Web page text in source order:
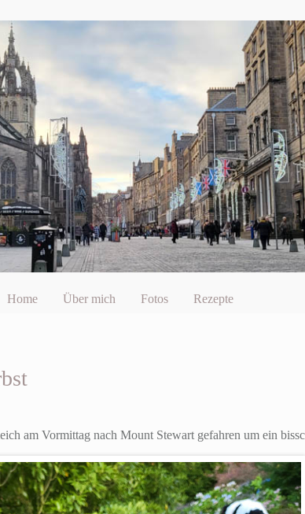
Home Über mich Fotos Rezepte
am Vormittag nach Mount Stewart gefahren um ein